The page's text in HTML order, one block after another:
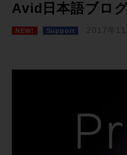
Avid日本語ブロ
NEW! Support 2017年11